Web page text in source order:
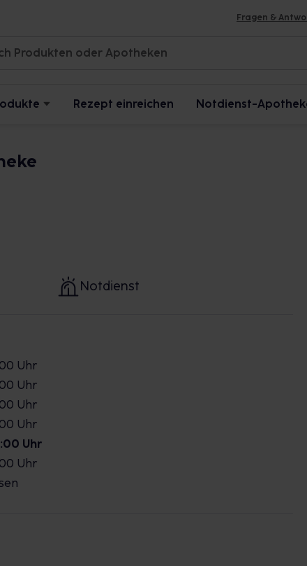
Fragen &
Rezept einreichen Notdienst-
Notdienst
Uhr
Uhr
Uhr
Uhr
Uhr
Uhr